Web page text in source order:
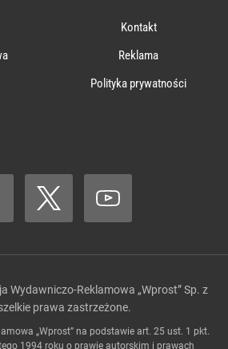
Kontakt
Reklama
Polityka prywatności
Wydawniczo-Reklamowa „Wprost” Sp. z
prawa zastrzeżone.
„Wprost” na podstawie art. 25 ust. 1 pkt.
1994 roku o prawie autorskim i prawach